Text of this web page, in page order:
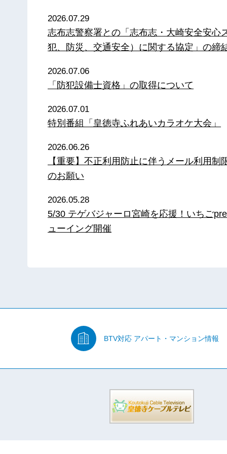
2026.07.29
志布志警察署との「志布志・大崎安全安心
犯、防災、交通安全）に関する協定」の締
2026.07.06
「防犯設備士資格」の取得について
2026.07.01
特別番組「皇徳寺ふれあいカラオケ大会」
2026.06.26
【重要】不正利用防止に伴うメール利用制
のお願い
2026.05.28
5/30 テゲバジャーロ宮崎を応援！いちご
ューイング開催
BTV対応 アパート・マンション情報